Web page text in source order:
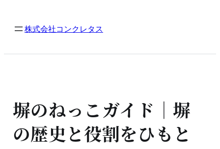
容
プ
株式会社コンクレタス
塀のねっこガイド｜塀
の歴史と役割をひもと